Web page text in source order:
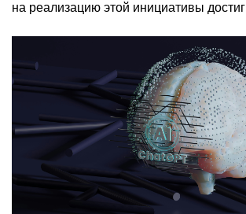
на реализацию этой инициативы